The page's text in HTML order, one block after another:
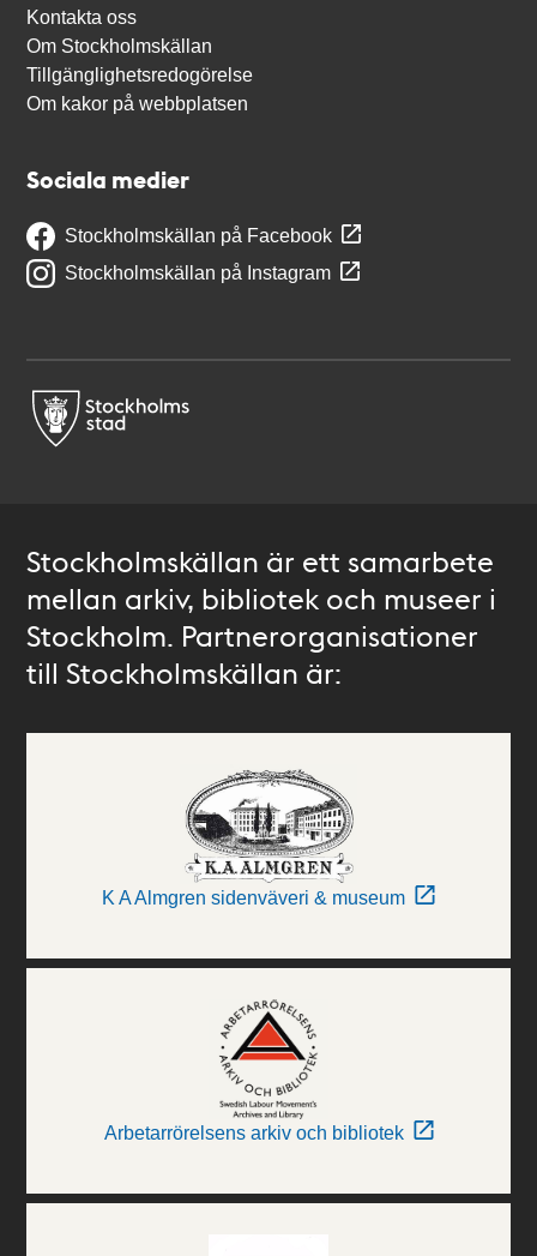
Kontakta oss
Om Stockholmskällan
Tillgänglighetsredogörelse
Om kakor på webbplatsen
Sociala medier
Stockholmskällan på Facebook
Stockholmskällan på Instagram
Stockholmskällan är ett samarbete
mellan arkiv, bibliotek och museer i
Stockholm. Partnerorganisationer
till Stockholmskällan är:
K A Almgren sidenväveri & museum
Arbetarrörelsens arkiv och bibliotek